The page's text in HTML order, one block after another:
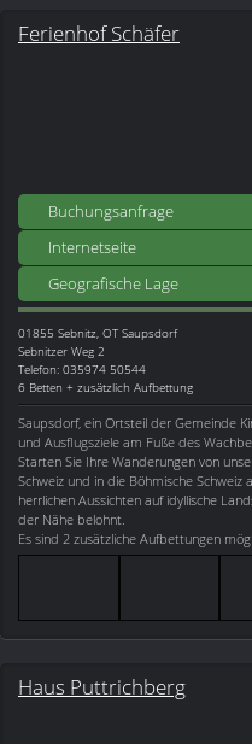
Ferienhof Schäfer
Buchungsanfrage
Internetseite
Geografische Lage
01855 Sebnitz, OT Saupsdorf
Sebnitzer Weg 2
Telefon: 035974 50544
6 Betten + zusätzlich Aufbettung
Saupsdorf, ein Ortsteil der Gemeinde
und Ausflugsziele am Fuße des
Starten Sie Ihre Wanderungen von
Schweiz und in die Böhmische
herrlichen Aussichten auf idyllische
der Nähe belohnt.
Es sind 2 zusätzliche Aufbettungen
Haus Puttrichberg